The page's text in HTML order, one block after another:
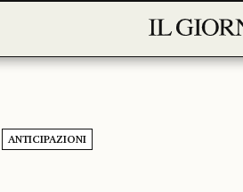
ANTICIPAZIONI